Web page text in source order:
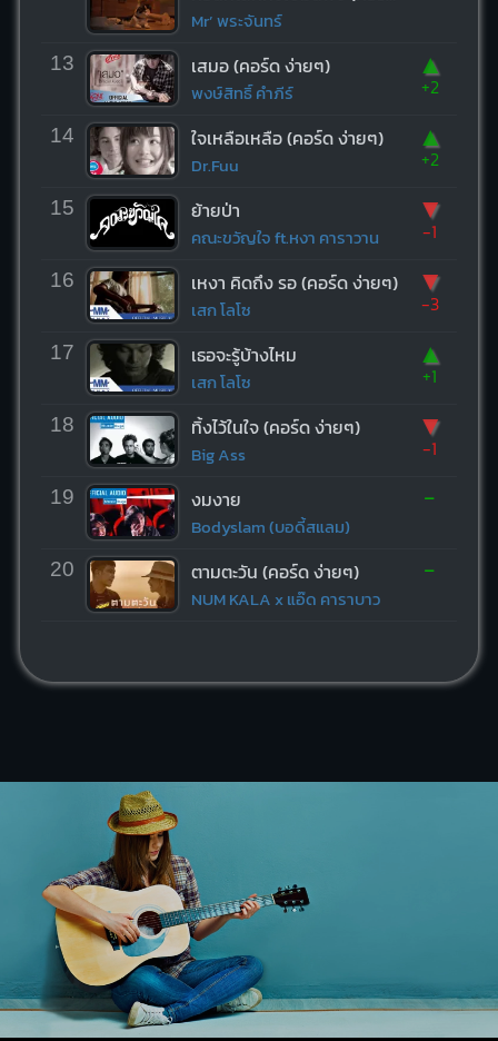
Mr’ พระจันทร์
13 เสมอ (คอร์ด ง่ายๆ)
พงษ์สิทธิ์ คำภีร์
▲
+2
14 ใจเหลือเหลือ (คอร์ด ง่ายๆ)
Dr.Fuu
▲
+2
15 ย้ายป่า
คณะขวัญใจ ft.หงา คาราวาน
▼
-1
16 เหงา คิดถึง รอ (คอร์ด ง่ายๆ)
เสก โลโซ
▼
-3
17 เธอจะรู้บ้างไหม
เสก โลโซ
▲
+1
18 ทิ้งไว้ในใจ (คอร์ด ง่ายๆ)
Big Ass
▼
-1
19 งมงาย
Bodyslam (บอดี้สแลม)
-
20 ตามตะวัน (คอร์ด ง่ายๆ)
NUM KALA x แอ๊ด คาราบาว
-